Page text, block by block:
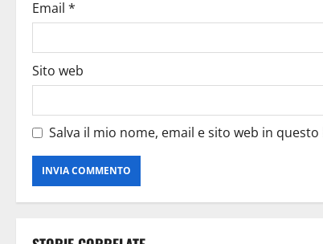
Email *
Sito web
Salva il mio nome, email e sito web in